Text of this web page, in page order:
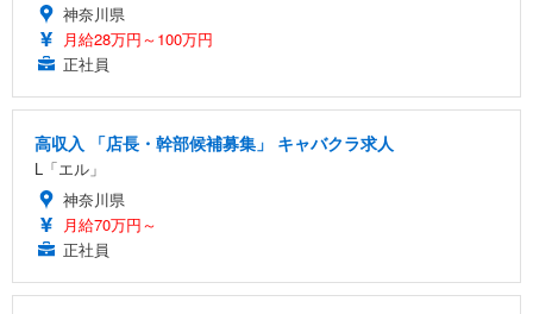
神奈川県
月給28万円～100万円
正社員
高収入 「店長・幹部候補募集」 キャバクラ求人
L「エル」
神奈川県
月給70万円～
正社員